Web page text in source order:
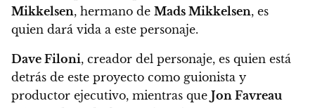
Mikkelsen, hermano de Mads Mikkelsen, es
quien dará vida a este personaje.
Dave Filoni, creador del personaje, es quien está
detrás de este proyecto como guionista y
productor ejecutivo, mientras que Jon Favreau